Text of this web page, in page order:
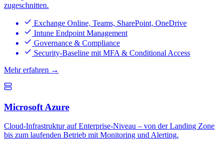
zugeschnitten.
Exchange Online, Teams, SharePoint, OneDrive
Intune Endpoint Management
Governance & Compliance
Security-Baseline mit MFA & Conditional Access
Mehr erfahren →
Microsoft Azure
Cloud-Infrastruktur auf Enterprise-Niveau – von der Landing Zone
bis zum laufenden Betrieb mit Monitoring und Alerting.